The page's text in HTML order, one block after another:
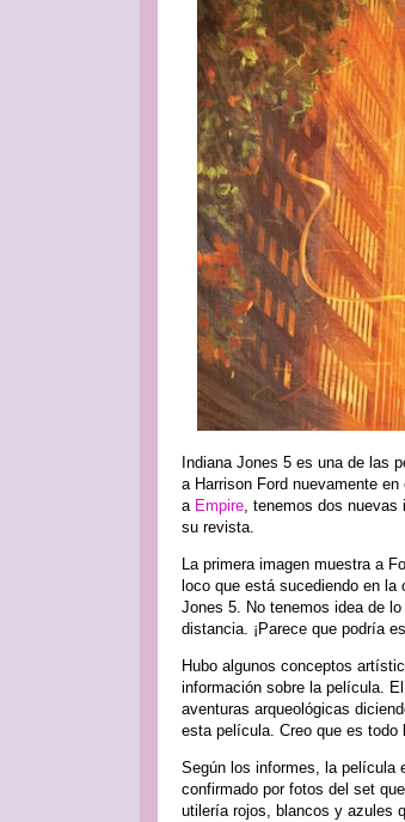
Indiana Jones 5 es una de las
a Harrison Ford nuevamente
a Empire, tenemos dos nuevas
su revista.
La primera imagen muestra a
loco que está sucediendo en
Jones 5. No tenemos idea de
distancia. ¡Parece que podría
Hubo algunos conceptos
información sobre la película.
aventuras arqueológicas
esta película. Creo que es todo
Según los informes, la película
confirmado por fotos del set
utilería rojos, blancos y azules